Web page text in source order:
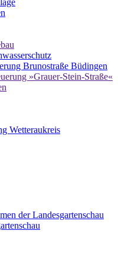
Brunostraße Büdingen
»Grauer-Stein-Straße«
Wetteraukreis
der Landesgartenschau